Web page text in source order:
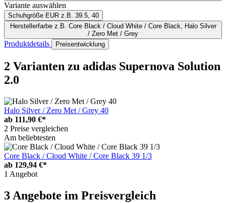
Variante auswählen
Schuhgröße EUR z.B. 39.5, 40
Herstellerfarbez.B. Core Black / Cloud White / Core Black, Halo Silver
/ Zero Met / Grey
Produktdetails Preisentwicklung
2 Varianten zu adidas Supernova Solution
2.0
Halo Silver / Zero Met / Grey 40
ab 111,90 €*
2 Preise vergleichen
Am beliebtesten
Core Black / Cloud White / Core Black 39 1/3
ab 129,94 €*
1 Angebot
3 Angebote im Preisvergleich